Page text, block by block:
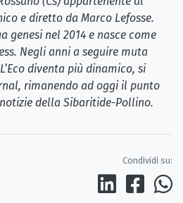
e diretto da Marco Lefosse.
genesi nel 2014 e nasce come
Negli anni a seguire muta
diventa più dinamico, si
rimanendo ad oggi il punto
della Sibaritide-Pollino.
Condividi su: